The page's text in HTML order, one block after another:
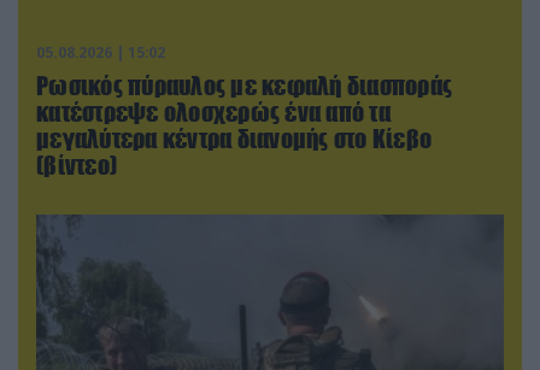
05.08.2026 | 15:02
Ρωσικός πύραυλος με κεφαλή διασποράς
κατέστρεψε ολοσχερώς ένα από τα
μεγαλύτερα κέντρα διανομής στο Κίεβο
(βίντεο)